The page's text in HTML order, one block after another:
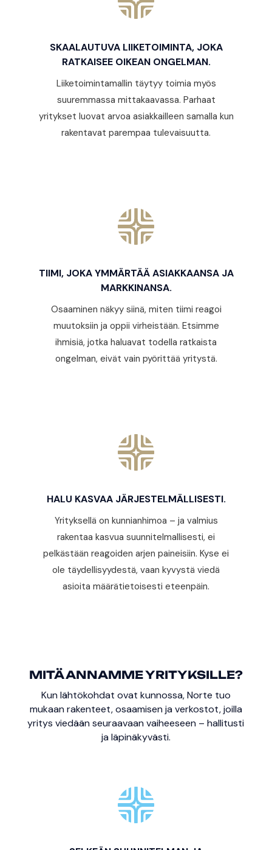
SKAALAUTUVA LIIKETOIMINTA, JOKA
RATKAISEE OIKEAN ONGELMAN.
Liiketoimintamallin täytyy toimia myös
suuremmassa mittakaavassa. Parhaat
yritykset luovat arvoa asiakkailleen samalla kun
rakentavat parempaa tulevaisuutta.
TIIMI, JOKA YMMÄRTÄÄ ASIAKKAANSA JA
MARKKINANSA.
Osaaminen näkyy siinä, miten tiimi reagoi
muutoksiin ja oppii virheistään. Etsimme
ihmisiä, jotka haluavat todella ratkaista
ongelman, eivät vain pyörittää yritystä.
HALU KASVAA JÄRJESTELMÄLLISESTI.
Yrityksellä on kunnianhimoa – ja valmius
rakentaa kasvua suunnitelmallisesti, ei
pelkästään reagoiden arjen paineisiin. Kyse ei
ole täydellisyydestä, vaan kyvystä viedä
asioita määrätietoisesti eteenpäin.
MITÄ ANNAMME YRITYKSILLE?
Kun lähtökohdat ovat kunnossa, Norte tuo
mukaan rakenteet, osaamisen ja verkostot, joilla
yritys viedään seuraavaan vaiheeseen – hallitusti
ja läpinäkyvästi.